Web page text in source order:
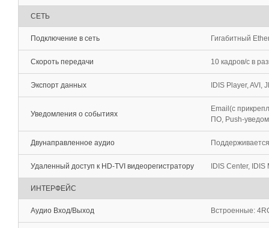
СЕТЬ
Подключение в сеть Гигабитный
Скороть передачи 10 кадров/с в
Экспорт данных IDIS Player, AVI,
Уведомления о событиях
Email(с
ПО, Push-
Двунаправленное аудио Поддерживается
Удаленный доступ к HD-TVI видеорегистратору IDIS Center,
ИНТЕРФЕЙС
Аудио Вход/Выход Встроенные: